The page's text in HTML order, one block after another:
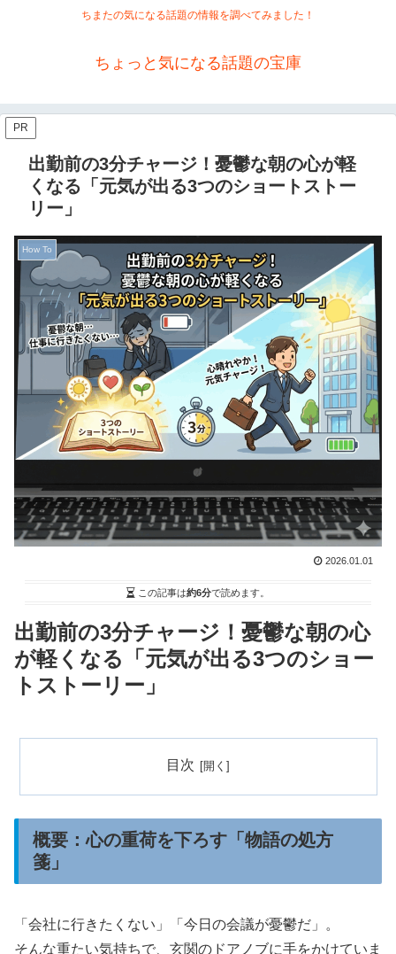
ちまたの気になる話題の情報を調べてみました！
ちょっと気になる話題の宝庫
PR
出勤前の3分チャージ！憂鬱な朝の心が軽
くなる「元気が出る3つのショートストー
リー」
How To
2026.01.01
この記事は約6分で読めます。
出勤前の3分チャージ！憂鬱な朝の心
が軽くなる「元気が出る3つのショー
トストーリー」
目次
概要：心の重荷を下ろす「物語の処方
箋」
「会社に行きたくない」「今日の会議が憂鬱だ」。
そんな重たい気持ちで、玄関のドアノブに手をかけていま